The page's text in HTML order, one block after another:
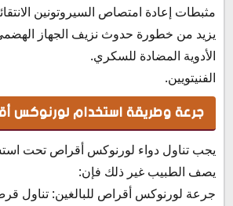
مثبطات إعادة امتصاص السيروتونين
يزيد من خطورة حدوث نزيف الجهاز
الأدوية المضادة للسكري.
الفنيتويين.
جرعة وطريقة استخدام لورنوكس
يجب تناول دواء لورنوكس أقراص تحت
يصف الطبيب غير ذلك فإن: